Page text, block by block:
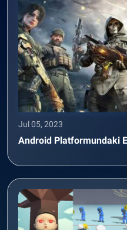
Jul 05, 2023
Android Platformundaki